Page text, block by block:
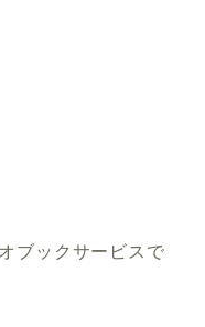
ブックサービスで